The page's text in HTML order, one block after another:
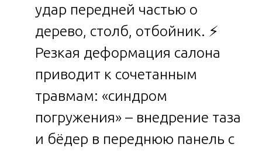
удар передней частью о
дерево, столб, отбойник. ⚡
Резкая деформация салона
приводит к сочетанным
травмам: «синдром
погружения» – внедрение таза
и бёдер в переднюю панель с